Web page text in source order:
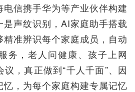
信携手华为等产业伙伴构建
声纹识别，AI家庭助手搭载
准辨识每个家庭成员，自动
务，老人问健康、孩子上网
，真正做到“千人千面”、因
忆，为每个家庭构建专属记忆